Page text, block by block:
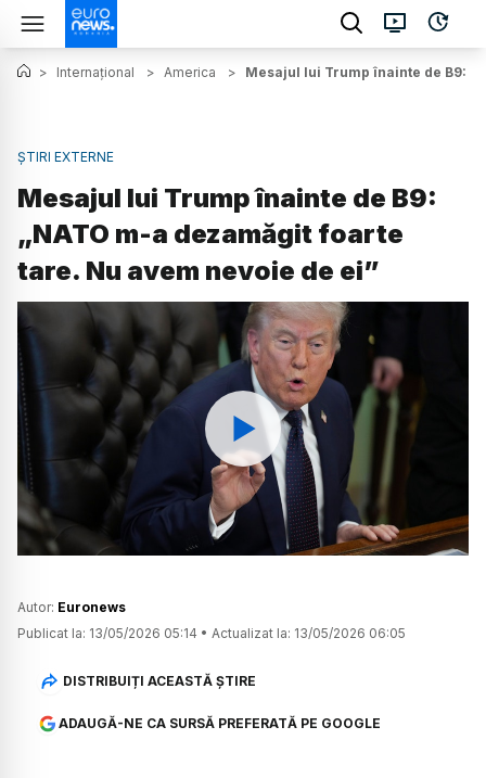
> Internațional > America > Mesajul lui Trump înainte de B9:
ȘTIRI EXTERNE
Mesajul lui Trump înainte de B9:
„NATO m-a dezamăgit foarte
tare. Nu avem nevoie de ei”
Watch
Autor: Euronews
Publicat la: 13/05/2026 05:14 • Actualizat la: 13/05/2026 06:05
DISTRIBUIȚI ACEASTĂ ȘTIRE
ADAUGĂ-NE CA SURSĂ PREFERATĂ PE GOOGLE